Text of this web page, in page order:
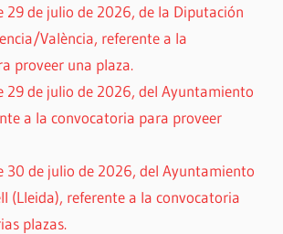
29 de julio de 2026, de la Diputación
València, referente a la
proveer una plaza.
29 de julio de 2026, del Ayuntamiento
a la convocatoria para proveer
30 de julio de 2026, del Ayuntamiento
(Lleida), referente a la convocatoria
plazas.